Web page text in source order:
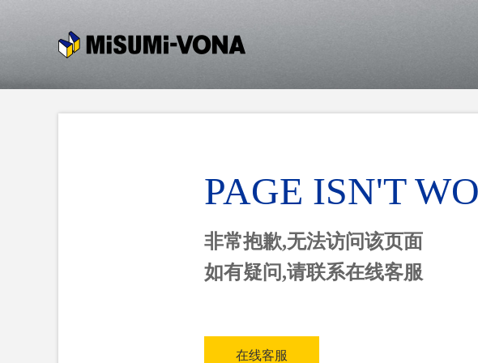
PAGE ISN'T
非常抱歉,无法访问该页面
如有疑问,请联系在线客服
在线客服